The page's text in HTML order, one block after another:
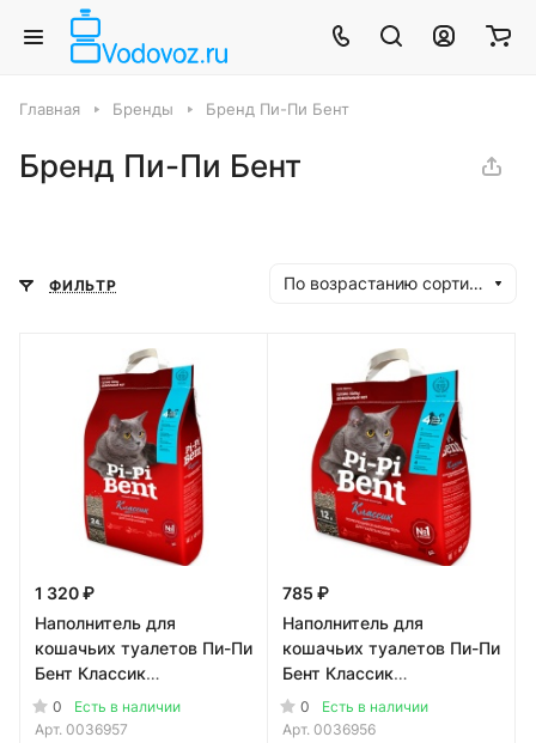
Главная Бренды Бренд Пи-Пи Бент
Бренд Пи-Пи Бент
ФИЛЬТР По возрастанию сортировки
1 320 ₽
Наполнитель для
кошачьих туалетов Пи-Пи
Бент Классик
комкующийся 24 литра
0
Есть в наличии
Арт. 0036957
785 ₽
Наполнитель для
кошачьих туалетов Пи-Пи
Бент Классик
комкующийся 12 литров
0
Есть в наличии
Арт. 0036956